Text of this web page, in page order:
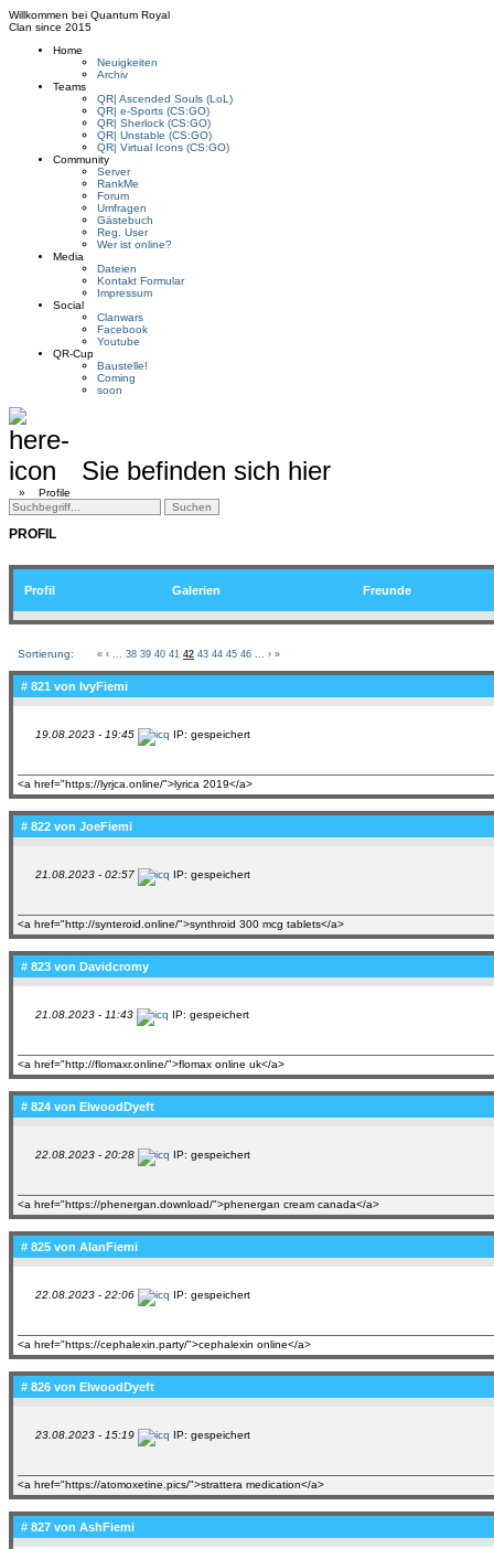
Willkommen bei Quantum Royal
Clan since 2015
Home
Neuigkeiten
Archiv
Teams
QR| Ascended Souls (LoL)
QR| e-Sports (CS:GO)
QR| Sherlock (CS:GO)
QR| Unstable (CS:GO)
QR| Virtual Icons (CS:GO)
Community
Server
RankMe
Forum
Umfragen
Gästebuch
Reg. User
Wer ist online?
Media
Dateien
Kontakt Formular
Impressum
Social
Clanwars
Facebook
Youtube
QR-Cup
Baustelle!
Coming
soon
Sie befinden sich hier
» Profile
PROFIL
Profil Galerien Freunde
Sortierung: « ‹ 38 39 40 41 42 43 44 45 46 › »
# 821 von IvyFiemi
19.08.2023 - 19:45 IP: gespeichert
<a href="https://lyrjca.online/">lyrica 2019</a>
# 822 von JoeFiemi
21.08.2023 - 02:57 IP: gespeichert
<a href="http://synteroid.online/">synthroid 300 mcg tablets</a>
# 823 von Davidcromy
21.08.2023 - 11:43 IP: gespeichert
<a href="http://flomaxr.online/">flomax online uk</a>
# 824 von ElwoodDyeft
22.08.2023 - 20:28 IP: gespeichert
<a href="https://phenergan.download/">phenergan cream canada</a>
# 825 von AlanFiemi
22.08.2023 - 22:06 IP: gespeichert
<a href="https://cephalexin.party/">cephalexin online</a>
# 826 von ElwoodDyeft
23.08.2023 - 15:19 IP: gespeichert
<a href="https://atomoxetine.pics/">strattera medication</a>
# 827 von AshFiemi